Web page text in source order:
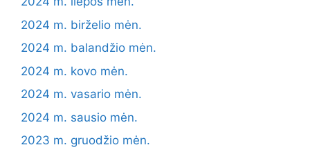
2024 m. birželio mėn.
2024 m. balandžio mėn.
2024 m. kovo mėn.
2024 m. vasario mėn.
2024 m. sausio mėn.
2023 m. gruodžio mėn.